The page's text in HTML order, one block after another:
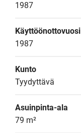
1987
Käyttöönottovuosi
1987
Kunto
Tyydyttävä
Asuinpinta-ala
79 m²